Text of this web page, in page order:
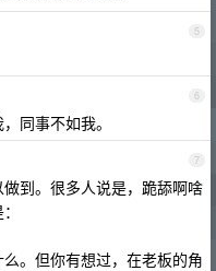
5
6
同事不如我。
7
到。很多人说是，跪舔啊啥
。但你有想过，在老板的角